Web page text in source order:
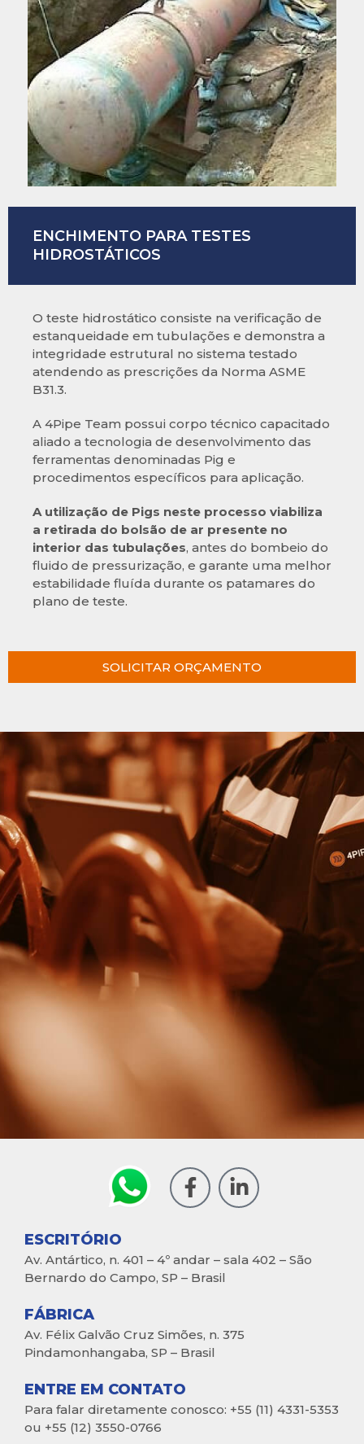
ENCHIMENTO PARA TESTES
HIDROSTÁTICOS
O teste hidrostático consiste na verificação de
estanqueidade em tubulações e demonstra a
integridade estrutural no sistema testado
atendendo as prescrições da Norma ASME
B31.3.
A 4Pipe Team possui corpo técnico capacitado
aliado a tecnologia de desenvolvimento das
ferramentas denominadas Pig e
procedimentos específicos para aplicação.
A utilização de Pigs neste processo viabiliza
a retirada do bolsão de ar presente no
interior das tubulações, antes do bombeio do
fluido de pressurização, e garante uma melhor
estabilidade fluída durante os patamares do
plano de teste.
SOLICITAR ORÇAMENTO
ESCRITÓRIO
Av. Antártico, n. 401 – 4º andar – sala 402 – São
Bernardo do Campo, SP – Brasil
FÁBRICA
Av. Félix Galvão Cruz Simões, n. 375
Pindamonhangaba, SP – Brasil
ENTRE EM CONTATO
Para falar diretamente conosco: +55 (11) 4331-5353
ou +55 (12) 3550-0766